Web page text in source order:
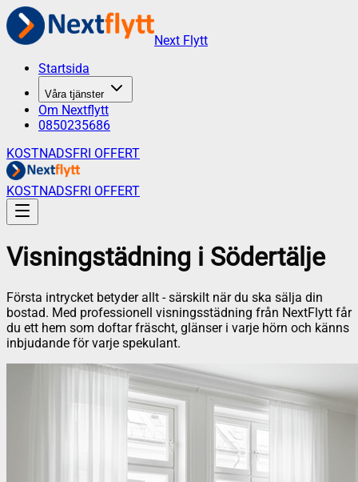
Next Flytt
Startsida
Våra tjänster
Om Nextflytt
0850235686
KOSTNADSFRI OFFERT
KOSTNADSFRI OFFERT
Visningstädning i Södertälje
Första intrycket betyder allt - särskilt när du ska sälja din
bostad. Med professionell visningsstädning från NextFlytt får
du ett hem som doftar fräscht, glänser i varje hörn och känns
inbjudande för varje spekulant.